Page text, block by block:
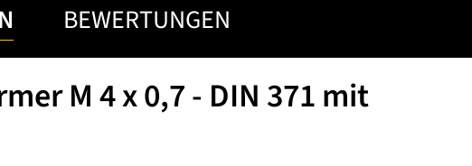
BEWERTUNGEN
M 4 x 0,7 - DIN 371 mit